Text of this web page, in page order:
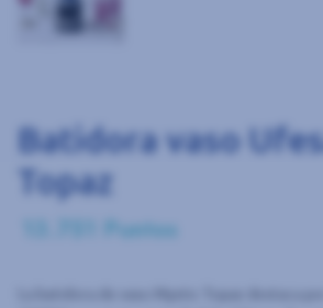
Batidora vaso
Topaz
13.751 Puntos